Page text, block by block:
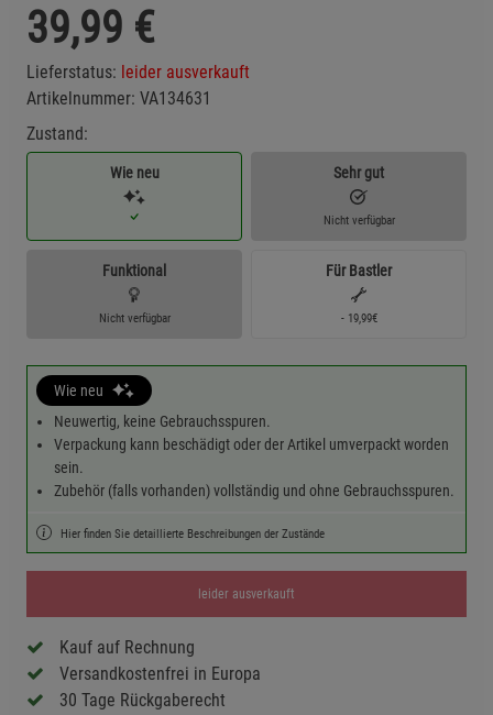
39,99 €
Lieferstatus: leider ausverkauft
Artikelnummer: VA134631
Zustand:
Wie neu Sehr gut
Nicht verfügbar
Funktional
Nicht verfügbar
Für Bastler
- 19,99€
Wie neu
Neuwertig, keine Gebrauchsspuren.
Verpackung kann beschädigt oder der Artikel umverpackt worden
sein.
Zubehör (falls vorhanden) vollständig und ohne Gebrauchsspuren.
Hier finden Sie detaillierte Beschreibungen der Zustände
leider ausverkauft
Kauf auf Rechnung
Versandkostenfrei in Europa
30 Tage Rückgaberecht